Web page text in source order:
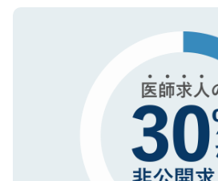
で、機密保持に関しても
ので、まずはご登録くだ